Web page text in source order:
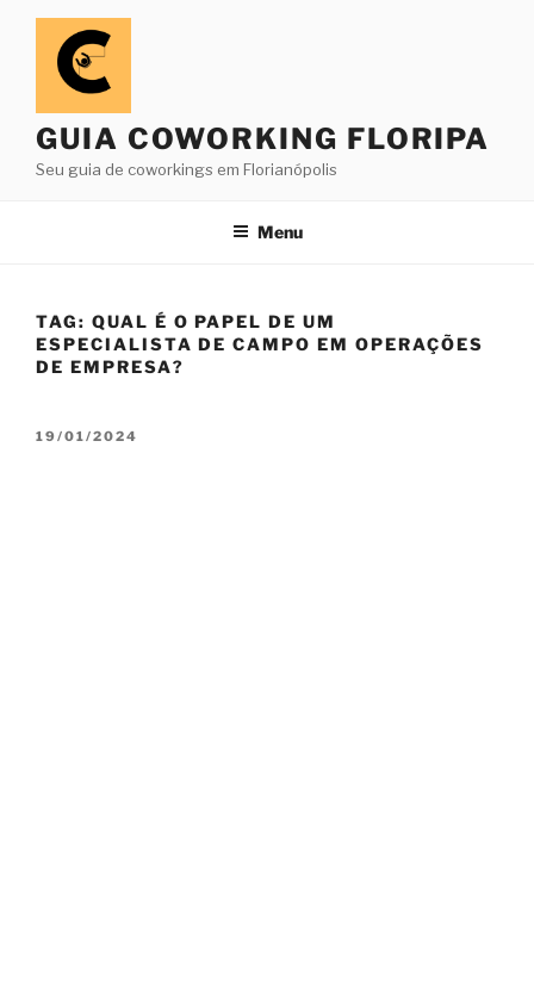
Pular
conteúdo
GUIA COWORKING FLORIPA
Seu guia de coworkings em Florianópolis
Menu
TAG: QUAL É O PAPEL DE UM
ESPECIALISTA DE CAMPO EM OPERAÇÕES
DE EMPRESA?
PUBLICADO
19/01/2024